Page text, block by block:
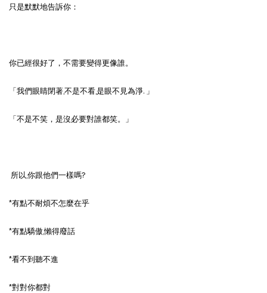
只是默默地告訴你：
你已經很好了，不需要變得更像誰。
「我們眼睛閉著,不是不看,是眼不見為淨. 」
「不是不笑，是沒必要對誰都笑。」
所以,你跟他們一樣嗎?
*有點不耐煩不怎麼在乎
*有點驕傲,懶得廢話
*看不到聽不進
*對對你都對